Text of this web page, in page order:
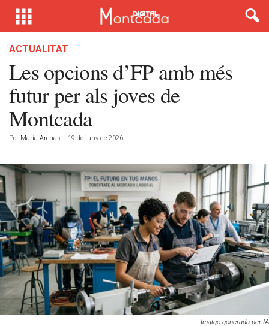
ACTUALITAT
Les opcions d’FP amb més
futur per als joves de
Montcada
Por María Arenas - 19 de juny de 2026
Imatge generada per IA